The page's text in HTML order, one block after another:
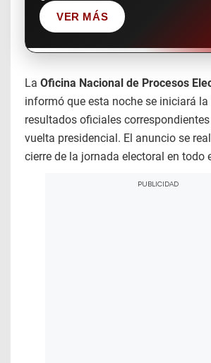
VER MÁS
La Oficina Nacional de Procesos
informó que esta noche se iniciará
resultados oficiales
vuelta presidencial. El anuncio se
cierre de la jornada electoral en todo